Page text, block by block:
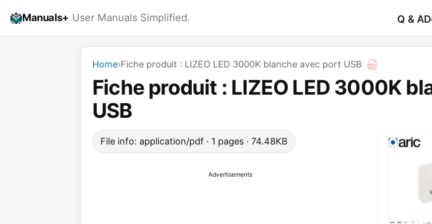
Manuals+ User Manuals Simplified. Q & A
Home›Fiche produit : LIZEO LED 3000K blanche avec port USB
Fiche produit : LIZEO LED 3000K
USB
File info: application/pdf · 1 pages · 74.48KB
Advertisements